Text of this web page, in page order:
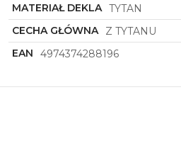
MATERIAŁ DEKLA TYTAN
CECHA GŁÓWNA
Z TYTANU
EAN
4974374288196